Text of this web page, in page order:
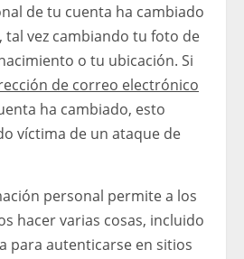
de tu cuenta ha cambiado
tal vez cambiando tu foto de
o tu ubicación. Si
de correo electrónico
ha cambiado, esto
víctima de un ataque de
personal permite a los
hacer varias cosas, incluido
para autenticarse en sitios